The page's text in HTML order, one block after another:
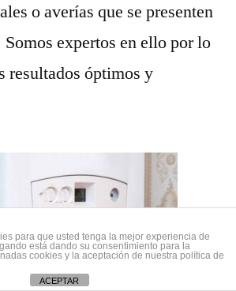
o averías que se presenten
expertos en ello por lo
resultados óptimos y
para que usted tenga la mejor experiencia de
está dando su consentimiento para la
cookies y la aceptación de nuestra política de
ACEPTAR